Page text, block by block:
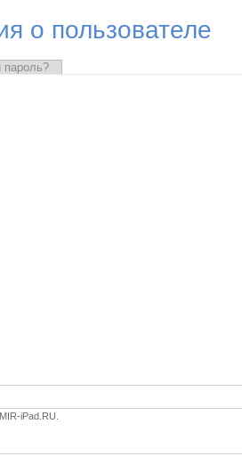
о пользователе
пароль?
iPad.RU.